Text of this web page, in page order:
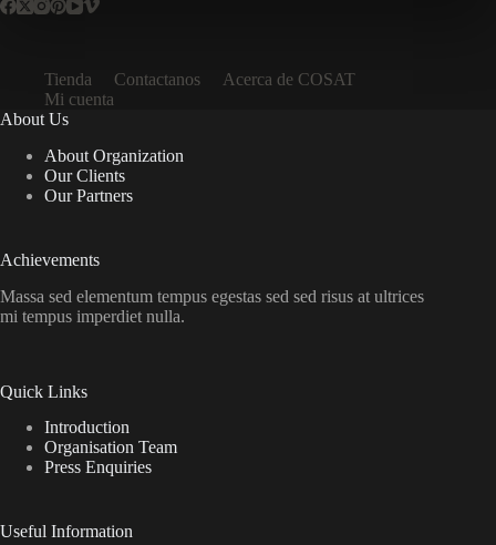
Tienda Contactanos
Acerca de COSAT
Mi cuenta
About Us
About Organization
Our Clients
Our Partners
Achievements
Massa sed elementum tempus egestas sed sed risus at ultrices
mi tempus imperdiet nulla.
Quick Links
Introduction
Organisation Team
Press Enquiries
Useful Information